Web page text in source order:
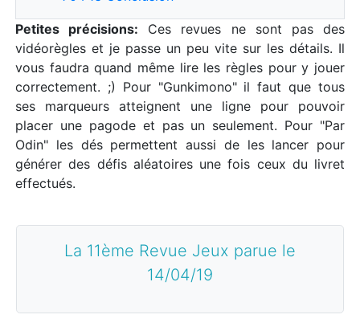
Petites précisions: Ces revues ne sont pas des
vidéorègles et je passe un peu vite sur les détails. Il
vous faudra quand même lire les règles pour y jouer
correctement. ;) Pour "Gunkimono" il faut que tous
ses marqueurs atteignent une ligne pour pouvoir
placer une pagode et pas un seulement. Pour "Par
Odin" les dés permettent aussi de les lancer pour
générer des défis aléatoires une fois ceux du livret
effectués.
La 11ème Revue Jeux parue le
14/04/19